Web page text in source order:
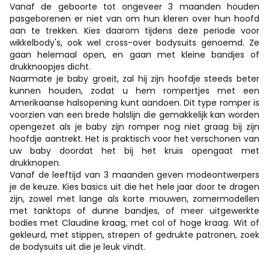
Vanaf de geboorte tot ongeveer 3 maanden houden
pasgeborenen er niet van om hun kleren over hun hoofd
aan te trekken. Kies daarom tijdens deze periode voor
wikkelbody's, ook wel cross-over bodysuits genoemd. Ze
gaan helemaal open, en gaan met kleine bandjes of
drukknoopjes dicht.
Naarmate je baby groeit, zal hij zijn hoofdje steeds beter
kunnen houden, zodat u hem rompertjes met een
Amerikaanse halsopening kunt aandoen. Dit type romper is
voorzien van een brede halslijn die gemakkelijk kan worden
opengezet als je baby zijn romper nog niet graag bij zijn
hoofdje aantrekt. Het is praktisch voor het verschonen van
uw baby doordat het bij het kruis opengaat met
drukknopen.
Vanaf de leeftijd van 3 maanden geven modeontwerpers
je de keuze. Kies basics uit die het hele jaar door te dragen
zijn, zowel met lange als korte mouwen, zomermodellen
met tanktops of dunne bandjes, of meer uitgewerkte
bodies met Claudine kraag, met col of hoge kraag. Wit of
gekleurd, met stippen, strepen of gedrukte patronen, zoek
de bodysuits uit die je leuk vindt.